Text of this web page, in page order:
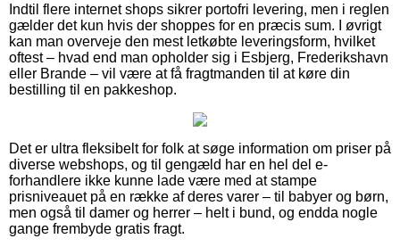
Indtil flere internet shops sikrer portofri levering, men i reglen
gælder det kun hvis der shoppes for en præcis sum. I øvrigt
kan man overveje den mest letkøbte leveringsform, hvilket
oftest – hvad end man opholder sig i Esbjerg, Frederikshavn
eller Brande – vil være at få fragtmanden til at køre din
bestilling til en pakkeshop.
Det er ultra fleksibelt for folk at søge information om priser på
diverse webshops, og til gengæld har en hel del e-
forhandlere ikke kunne lade være med at stampe
prisniveauet på en række af deres varer – til babyer og børn,
men også til damer og herrer – helt i bund, og endda nogle
gange frembyde gratis fragt.